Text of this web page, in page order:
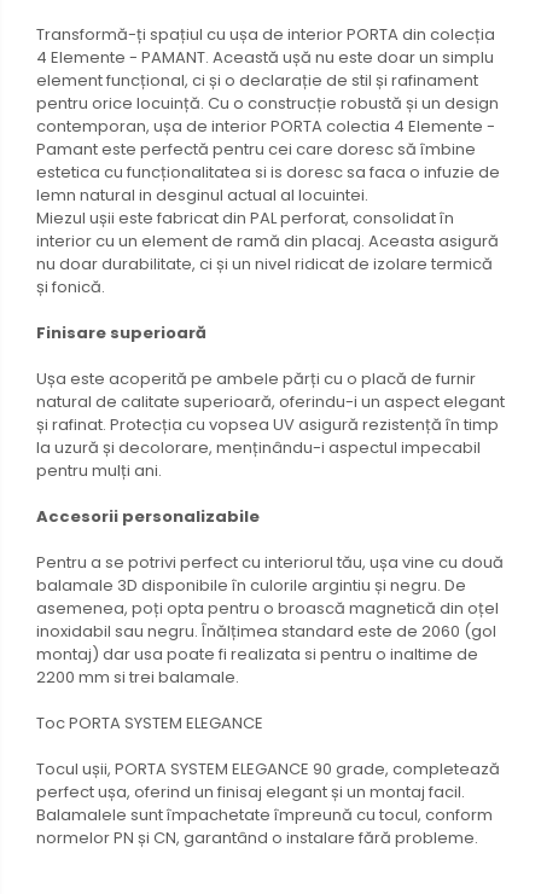
Transformă-ți spațiul cu ușa de interior PORTA din colecția
4 Elemente - PAMANT. Această ușă nu este doar un simplu
element funcțional, ci și o declarație de stil și rafinament
pentru orice locuință. Cu o construcție robustă și un design
contemporan, ușa de interior PORTA colectia 4 Elemente -
Pamant este perfectă pentru cei care doresc să îmbine
estetica cu funcționalitatea si is doresc sa faca o infuzie de
lemn natural in desginul actual al locuintei.
Miezul ușii este fabricat din PAL perforat, consolidat în
interior cu un element de ramă din placaj. Aceasta asigură
nu doar durabilitate, ci și un nivel ridicat de izolare termică
și fonică.
Finisare superioară
Ușa este acoperită pe ambele părți cu o placă de furnir
natural de calitate superioară, oferindu-i un aspect elegant
și rafinat. Protecția cu vopsea UV asigură rezistență în timp
la uzură și decolorare, menținându-i aspectul impecabil
pentru mulți ani.
Accesorii personalizabile
Pentru a se potrivi perfect cu interiorul tău, ușa vine cu două
balamale 3D disponibile în culorile argintiu și negru. De
asemenea, poți opta pentru o broască magnetică din oțel
inoxidabil sau negru. Înălțimea standard este de 2060 (gol
montaj) dar usa poate fi realizata si pentru o inaltime de
2200 mm si trei balamale.
Toc PORTA SYSTEM ELEGANCE
Tocul ușii, PORTA SYSTEM ELEGANCE 90 grade, completează
perfect ușa, oferind un finisaj elegant și un montaj facil.
Balamalele sunt împachetate împreună cu tocul, conform
normelor PN și CN, garantând o instalare fără probleme.